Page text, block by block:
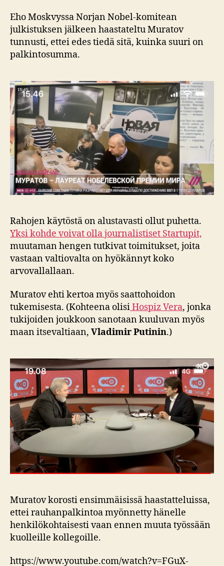
Eho Moskvyssa Norjan Nobel-komitean
julkistuksen jälkeen haastateltu Muratov
tunnusti, ettei edes tiedä sitä, kuinka suuri on
palkintosumma.
Rahojen käytöstä on alustavasti ollut puhetta.
Yksi kohde voivat olla journalistiset Startupit,
muutaman hengen tutkivat toimitukset, joita
vastaan valtiovalta on hyökännyt koko
arvovallallaan.
Muratov ehti kertoa myös saattohoidon
tukemisesta. (Kohteena olisiHospiz Vera, jonka
tukijoiden joukkoon sanotaan kuuluvan myös
maan itsevaltiaan, Vladimir Putinin.)
Muratov korosti ensimmäisissä haastatteluissa,
ettei rauhanpalkintoa myönnetty hänelle
henkilökohtaisesti vaan ennen muuta työssään
kuolleille kollegoille.
https://www.youtube.com/watch?v=FGuX-